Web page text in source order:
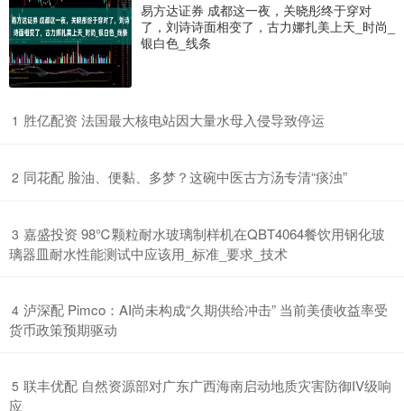
易方达证券 成都这一夜，关晓彤终于穿对
了，刘诗诗面相变了，古力娜扎美上天_时尚_
银白色_线条
1 ​胜亿配资 法国最大核电站因大量水母入侵导致停运
2 ​同花配 脸油、便黏、多梦？这碗中医古方汤专清“痰浊”
3 ​嘉盛投资 98℃颗粒耐水玻璃制样机在QBT4064餐饮用钢化玻
璃器皿耐水性能测试中应该用_标准_要求_技术
4 ​泸深配 Pimco：AI尚未构成“久期供给冲击” 当前美债收益率受
货币政策预期驱动
5 ​联丰优配 自然资源部对广东广西海南启动地质灾害防御IV级响
应